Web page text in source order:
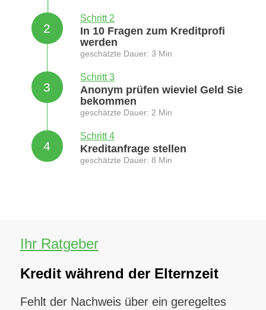
2
Schritt 2
In 10 Fragen zum Kreditprofi
werden
geschätzte Dauer: 3 Min
3
Schritt 3
Anonym prüfen wieviel Geld Sie
bekommen
geschätzte Dauer: 2 Min
4
Schritt 4
Kreditanfrage stellen
geschätzte Dauer: 8 Min
Ihr Ratgeber
Kredit während der Elternzeit
Fehlt der Nachweis über ein geregeltes